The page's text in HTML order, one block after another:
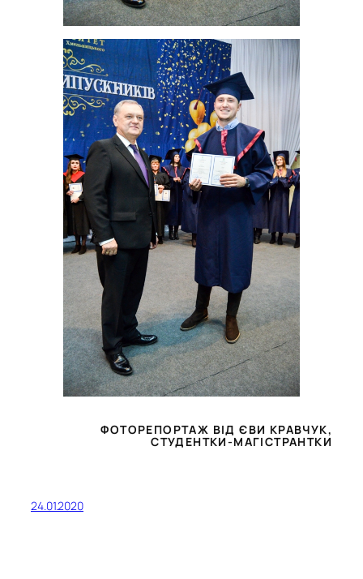
ФОТОРЕПОРТАЖ ВІД ЄВИ КРАВЧУК,
СТУДЕНТКИ-МАГІСТРАНТКИ
24.01.2020